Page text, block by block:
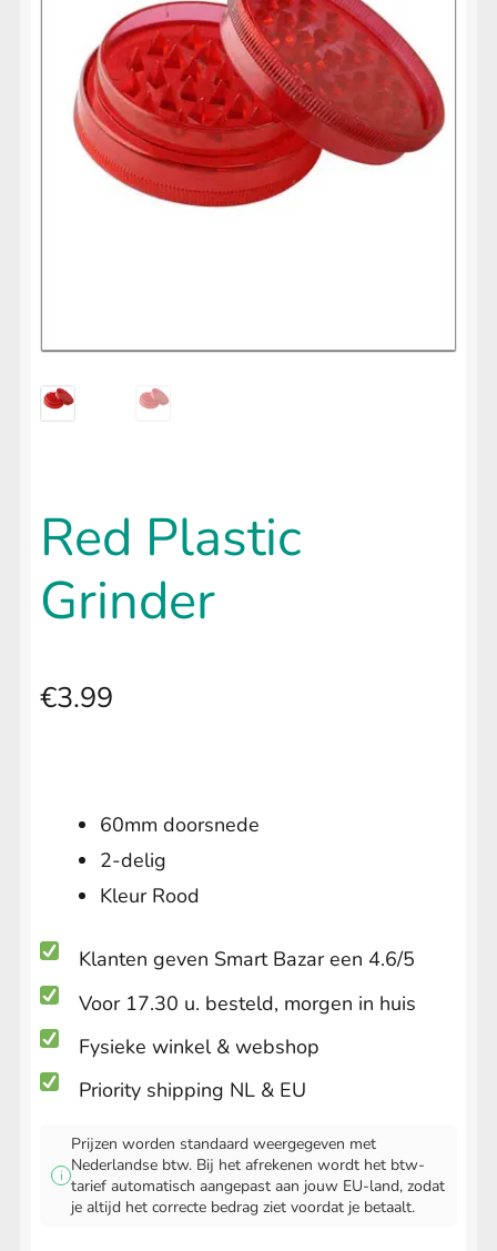
uitvouwen
LIFESTYLE
Submenu
uitvouwen
Red Plastic
Grinder
€3.99
60mm doorsnede
2-delig
Kleur Rood
Klanten geven Smart Bazar een 4.6/5
Voor 17.30 u. besteld, morgen in huis
Fysieke winkel & webshop
Priority shipping NL & EU
i
Prijzen worden standaard weergegeven met
Nederlandse btw. Bij het afrekenen wordt het btw-
tarief automatisch aangepast aan jouw EU-land, zodat
je altijd het correcte bedrag ziet voordat je betaalt.